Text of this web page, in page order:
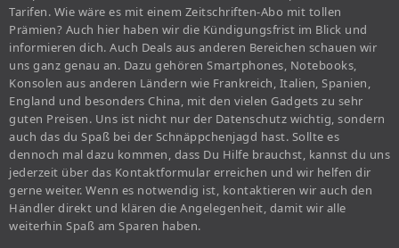
Tarifen. Wie wäre es mit einem Zeitschriften-Abo mit tollen
Prämien? Auch hier haben wir die Kündigungsfrist im Blick und
informieren dich. Auch Deals aus anderen Bereichen schauen wir
uns ganz genau an. Dazu gehören Smartphones, Notebooks,
Konsolen aus anderen Ländern wie Frankreich, Italien, Spanien,
England und besonders China, mit den vielen Gadgets zu sehr
guten Preisen. Uns ist nicht nur der Datenschutz wichtig, sondern
auch das du Spaß bei der Schnäppchenjagd hast. Sollte es
dennoch mal dazu kommen, dass Du Hilfe brauchst, kannst du uns
jederzeit über das Kontaktformular erreichen und wir helfen dir
gerne weiter. Wenn es notwendig ist, kontaktieren wir auch den
Händler direkt und klären die Angelegenheit, damit wir alle
weiterhin Spaß am Sparen haben.